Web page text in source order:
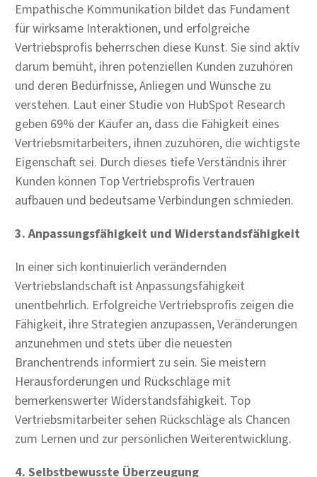
Empathische Kommunikation bildet das Fundament
für wirksame Interaktionen, und erfolgreiche
Vertriebsprofis beherrschen diese Kunst. Sie sind aktiv
darum bemüht, ihren potenziellen Kunden zuzuhören
und deren Bedürfnisse, Anliegen und Wünsche zu
verstehen. Laut einer Studie von HubSpot Research
geben 69% der Käufer an, dass die Fähigkeit eines
Vertriebsmitarbeiters, ihnen zuzuhören, die wichtigste
Eigenschaft sei. Durch dieses tiefe Verständnis ihrer
Kunden können Top Vertriebsprofis Vertrauen
aufbauen und bedeutsame Verbindungen schmieden.
3. Anpassungsfähigkeit und Widerstandsfähigkeit
In einer sich kontinuierlich verändernden
Vertriebslandschaft ist Anpassungsfähigkeit
unentbehrlich. Erfolgreiche Vertriebsprofis zeigen die
Fähigkeit, ihre Strategien anzupassen, Veränderungen
anzunehmen und stets über die neuesten
Branchentrends informiert zu sein. Sie meistern
Herausforderungen und Rückschläge mit
bemerkenswerter Widerstandsfähigkeit. Top
Vertriebsmitarbeiter sehen Rückschläge als Chancen
zum Lernen und zur persönlichen Weiterentwicklung.
4. Selbstbewusste Überzeugung